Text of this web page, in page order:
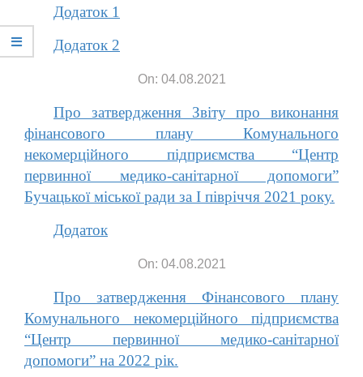
Додаток 1
Додаток 2
On: 04.08.2021
Про затвердження Звіту про виконання
фінансового плану Комунального
некомерційного підприємства “Центр
первинної медико-санітарної допомоги”
Бучацької міської ради за I півріччя 2021 року.
Додаток
On: 04.08.2021
Про затвердження Фінансового плану
Комунального некомерційного підприємства
“Центр первинної медико-санітарної
допомоги” на 2022 рік.